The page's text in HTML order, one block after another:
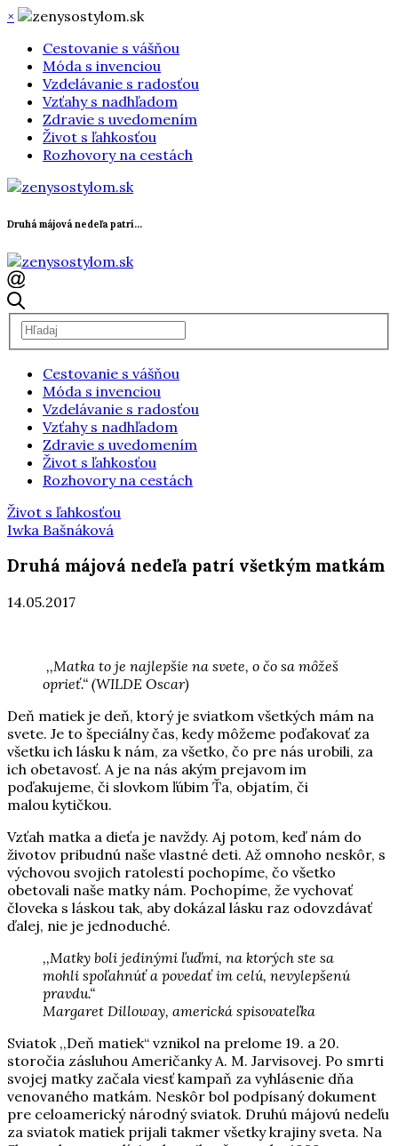
×
Cestovanie s vášňou
Móda s invenciou
Vzdelávanie s radosťou
Vzťahy s nadhľadom
Zdravie s uvedomením
Život s ľahkosťou
Rozhovory na cestách
Druhá májová nedeľa patrí...
Cestovanie s vášňou
Móda s invenciou
Vzdelávanie s radosťou
Vzťahy s nadhľadom
Zdravie s uvedomením
Život s ľahkosťou
Rozhovory na cestách
Život s ľahkosťou
Iwka Bašnáková
Druhá májová nedeľa patrí všetkým matkám
14.05.2017
,,Matka to je najlepšie na svete, o čo sa môžeš
oprieť.“ (WILDE Oscar)
Deň matiek je deň, ktorý je sviatkom všetkých mám na
svete. Je to špeciálny čas, kedy môžeme poďakovať za
všetku ich lásku k nám, za všetko, čo pre nás urobili, za
ich obetavosť. A je na nás akým prejavom im
poďakujeme, či slovkom ľúbim Ťa, objatím, či
malou kytičkou.
Vzťah matka a dieťa je navždy. Aj potom, keď nám do
životov pribudnú naše vlastné deti. Až omnoho neskôr, s
výchovou svojich ratolestí pochopíme, čo všetko
obetovali naše matky nám. Pochopíme, že vychovať
človeka s láskou tak, aby dokázal lásku raz odovzdávať
ďalej, nie je jednoduché.
,,Matky boli jedinými ľuďmi, na ktorých ste sa
mohli spoľahnúť a povedať im celú, nevylepšenú
pravdu.“
Margaret Dilloway, americká spisovateľka
Sviatok ,,Deň matiek“ vznikol na prelome 19. a 20.
storočia zásluhou Američanky A. M. Jarvisovej. Po smrti
svojej matky začala viesť kampaň za vyhlásenie dňa
venovaného matkám. Neskôr bol podpísaný dokument
pre celoamerický národný sviatok. Druhú májovú nedeľu
za sviatok matiek prijali takmer všetky krajiny sveta. Na